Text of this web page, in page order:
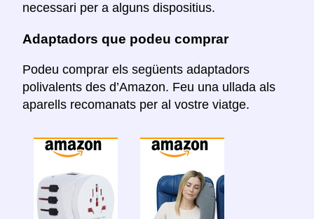
necessari per a alguns dispositius.
Adaptadors que podeu comprar
Podeu comprar els següents adaptadors
polivalents des d’Amazon. Feu una ullada als
aparells recomanats per al vostre viatge.